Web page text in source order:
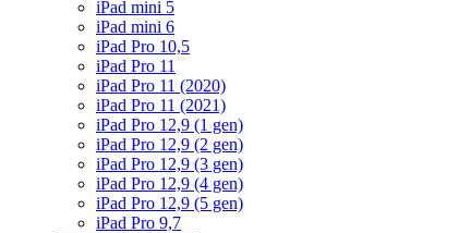
iPad mini 5
iPad mini 6
iPad Pro 10,5
iPad Pro 11
iPad Pro 11 (2020)
iPad Pro 11 (2021)
iPad Pro 12,9 (1 gen)
iPad Pro 12,9 (2 gen)
iPad Pro 12,9 (3 gen)
iPad Pro 12,9 (4 gen)
iPad Pro 12,9 (5 gen)
iPad Pro 9,7